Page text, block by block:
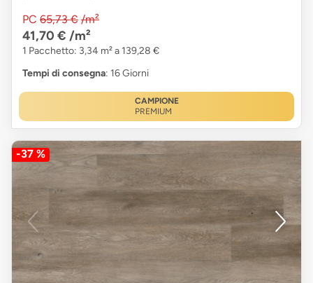
PC 65,73 € /m²
41,70 € /m²
1 Pacchetto: 3,34 m² a 139,28 €
Tempi di consegna: 16 Giorni
CAMPIONE
PREMIUM
-37 %